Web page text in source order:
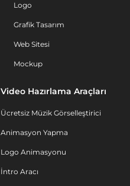
Logo
Grafik Tasarım
Web Sitesi
Mockup
Video Hazırlama Araçları
Ücretsiz Müzik Görselleştirici
Animasyon Yapma
Logo Animasyonu
İntro Aracı